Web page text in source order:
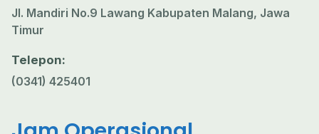
Jl. Mandiri No.9 Lawang Kabupaten Malang, Jawa
Timur
Telepon:
(0341) 425401